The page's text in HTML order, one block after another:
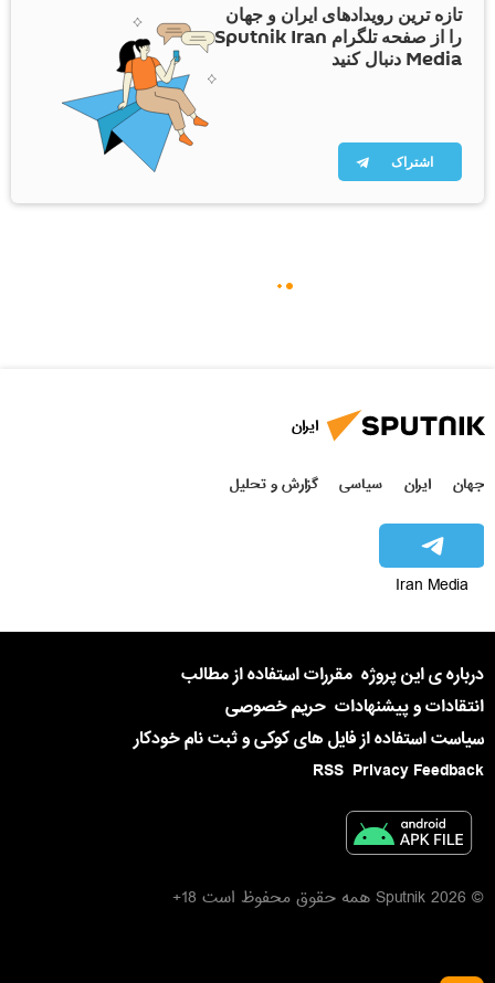
تازه ترین رویدادهای ایران و جهان
را از صفحه تلگرام Sputnik Iran
Media دنبال کنید
اشتراک
ایران
جهان ایران سیاسی گزارش و تحلیل
Iran Media
درباره ی این پروژه مقررات استفاده از مطالب
انتقادات و پیشنهادات حریم خصوصی
سیاست استفاده از فایل های کوکی و ثبت نام خودکار
Privacy Feedback
RSS
© 2026 Sputnik همه حقوق محفوظ است 18+